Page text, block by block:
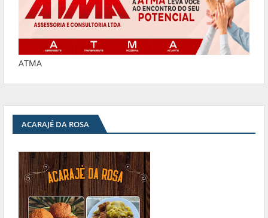
ATMA
ACARAJÉ DA ROSA